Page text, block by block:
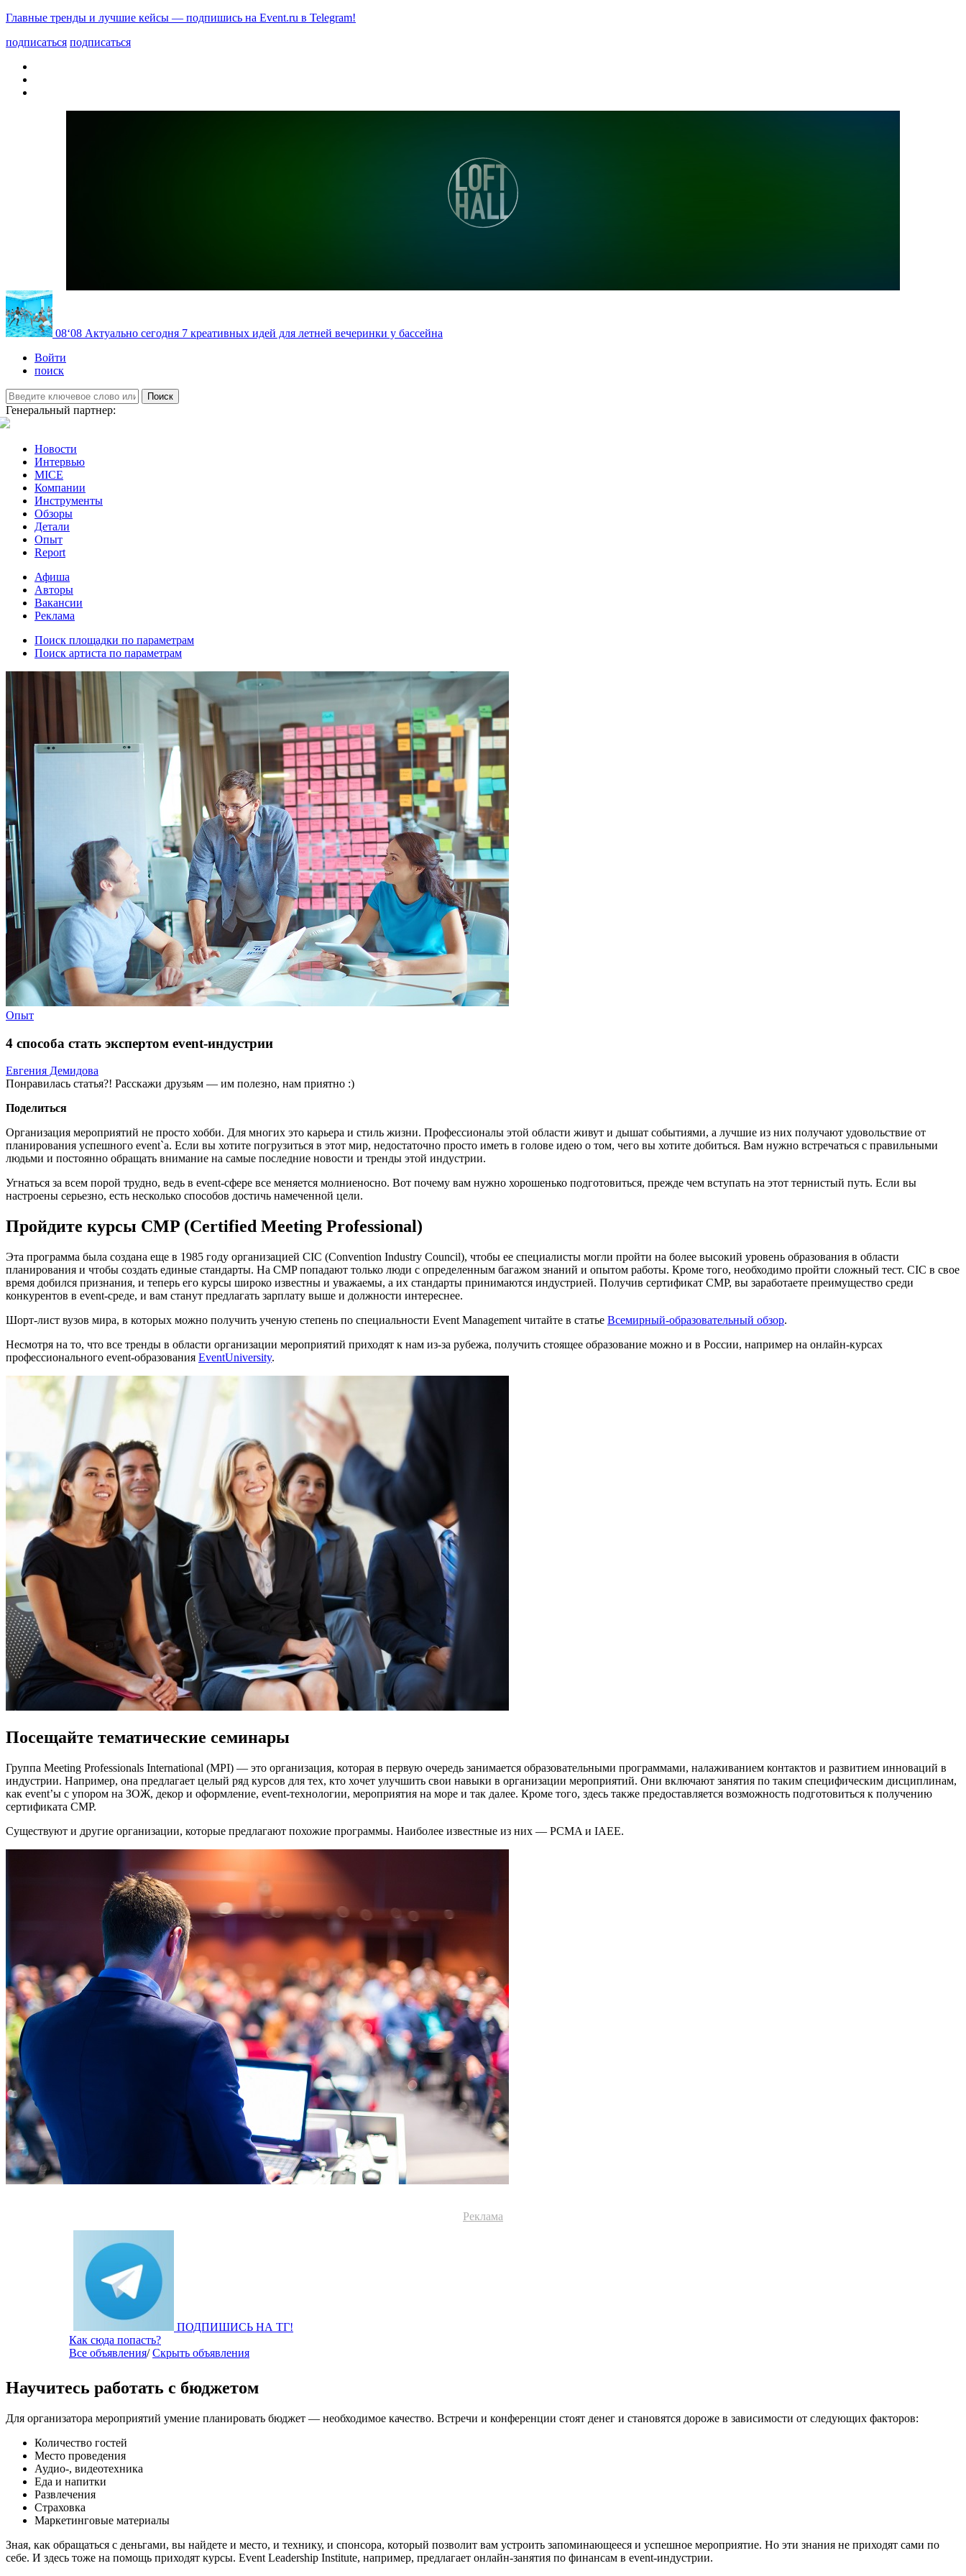
Главные тренды и лучшие кейсы — подпишись на Event.ru в Telegram!
подписаться подписаться
08‘08 Актуально сегодня 7 креативных идей для летней вечеринки у бассейна
Войти
поиск
Поиск
Генеральный партнер:
Новости
Интервью
MICE
Компании
Инструменты
Обзоры
Детали
Опыт
Report
Афиша
Авторы
Вакансии
Реклама
Поиск площадки по параметрам
Поиск артиста по параметрам
Опыт
4 способа стать экспертом event-индустрии
Евгения Демидова
Понравилась статья?! Расскажи друзьям — им полезно, нам приятно :)
Поделиться
Организация мероприятий не просто хобби. Для многих это карьера и стиль жизни. Профессионалы этой области живут и дышат событиями, а лучшие из них получают удовольствие от
планирования успешного event`а. Если вы хотите погрузиться в этот мир, недостаточно просто иметь в голове идею о том, чего вы хотите добиться. Вам нужно встречаться с правильными
людьми и постоянно обращать внимание на самые последние новости и тренды этой индустрии.
Угнаться за всем порой трудно, ведь в event-сфере все меняется молниеносно. Вот почему вам нужно хорошенько подготовиться, прежде чем вступать на этот тернистый путь. Если вы
настроены серьезно, есть несколько способов достичь намеченной цели.
Пройдите курсы CMP (Certified Meeting Professional)
Эта программа была создана еще в 1985 году организацией CIC (Convention Industry Council), чтобы ее специалисты могли пройти на более высокий уровень образования в области
планирования и чтобы создать единые стандарты. На CMP попадают только люди с определенным багажом знаний и опытом работы. Кроме того, необходимо пройти сложный тест. CIC в свое
время добился признания, и теперь его курсы широко известны и уважаемы, а их стандарты принимаются индустрией. Получив сертификат CMP, вы заработаете преимущество среди
конкурентов в event-среде, и вам станут предлагать зарплату выше и должности интереснее.
Шорт-лист вузов мира, в которых можно получить ученую степень по специальности Event Management читайте в статье Всемирный-образовательный обзор.
Несмотря на то, что все тренды в области организации мероприятий приходят к нам из-за рубежа, получить стоящее образование можно и в России, например на онлайн-курсах
профессионального event-образования EventUniversity.
Посещайте тематические семинары
Группа Meeting Professionals International (MPI) — это организация, которая в первую очередь занимается образовательными программами, налаживанием контактов и развитием инноваций в
индустрии. Например, она предлагает целый ряд курсов для тех, кто хочет улучшить свои навыки в организации мероприятий. Они включают занятия по таким специфическим дисциплинам,
как event’ы с упором на ЗОЖ, декор и оформление, event-технологии, мероприятия на море и так далее. Кроме того, здесь также предоставляется возможность подготовиться к получению
сертификата CMP.
Существуют и другие организации, которые предлагают похожие программы. Наиболее известные из них — PCMA и IAEE.
Реклама
ПОДПИШИСЬ НА ТГ!
Как сюда попасть?
Все объявления/Скрыть объявления
Научитесь работать с бюджетом
Для организатора мероприятий умение планировать бюджет — необходимое качество. Встречи и конференции стоят денег и становятся дороже в зависимости от следующих факторов:
Количество гостей
Место проведения
Аудио-, видеотехника
Еда и напитки
Развлечения
Страховка
Маркетинговые материалы
Зная, как обращаться с деньгами, вы найдете и место, и технику, и спонсора, который позволит вам устроить запоминающееся и успешное мероприятие. Но эти знания не приходят сами по
себе. И здесь тоже на помощь приходят курсы. Event Leadership Institute, например, предлагает онлайн-занятия по финансам в event-индустрии.